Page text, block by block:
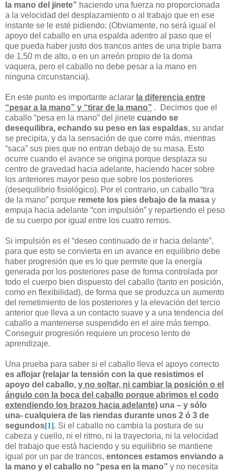
la mano del jinete” haciendo una fuerza no proporcionada
a la velocidad del desplazamiento o al trabajo que en ese
instante se le esté pidiendo: (Obviamente, no será igual el
apoyo del caballo en una espalda adentro al paso que el
que pueda haber justo dos trancos antes de una triple barra
de 1,50 m de alto, o en un arreón propio de la doma
vaquera, pero el caballo no debe pesar a la mano en
ninguna circunstancia).
En este punto es importante aclarar la diferencia entre
“pesar a la mano” y “tirar de la mano” .
Decimos que el
caballo “pesa en la mano” del jinete cuando se
desequilibra, echando su peso en las espaldas, su andar
se precipita, y da la sensación de que corre más, mientras
“saca” sus pies que no entran debajo de su masa. Esto
ocurre cuando el avance se origina porque desplaza su
centro de gravedad hacia adelante, haciendo hacer sobre
los anteriores mayor peso que sobre los posteriores
(desequilibrio fisiológico). Por el contrario, un caballo “tira
de la mano” porque remete los pies debajo de la masa y
empuja hacia adelante “con impulsión” y repartiendo el peso
de su cuerpo por igual entre los cuatro remos.
Si impulsión es el “deseo continuado de ir hacia delante”,
para que esto se convierta en un avance en equilibrio debe
haber progresión que es lo que permite que la energía
generada por los posteriores pase de forma controlada por
todo el cuerpo bien dispuesto del caballo (tanto en posición,
como en flexibilidad), de forma que se produzca un aumento
del remetimiento de los posteriores y la elevación del tercio
anterior que lleva a un contacto suave y a una tendencia del
caballo a mantenerse suspendido en el aire más tiempo.
Conseguir progresión requiere un proceso lento de
aprendizaje.
Una prueba para saber si el caballo lleva el apoyo correcto
es aflojar (relajar la tensión con la que resistimos el
apoyo del caballo, y no soltar, ni cambiar la posición o el
ángulo con la boca del caballo porque abrimos el codo
extendiendo los brazos hacia adelante) una – y sólo
una- cualquiera de las riendas durante unos 2 ó 3 de
segundos[1]. Si el caballo no cambia la postura de su
cabeza y cuello, ni el ritmo, ni la trayectoria, ni la velocidad
del trabajo que está haciendo y su equilibrio se mantiene
igual por un par de trancos, entonces estamos enviando a
la mano y el caballo no “pesa en la mano” y no necesita